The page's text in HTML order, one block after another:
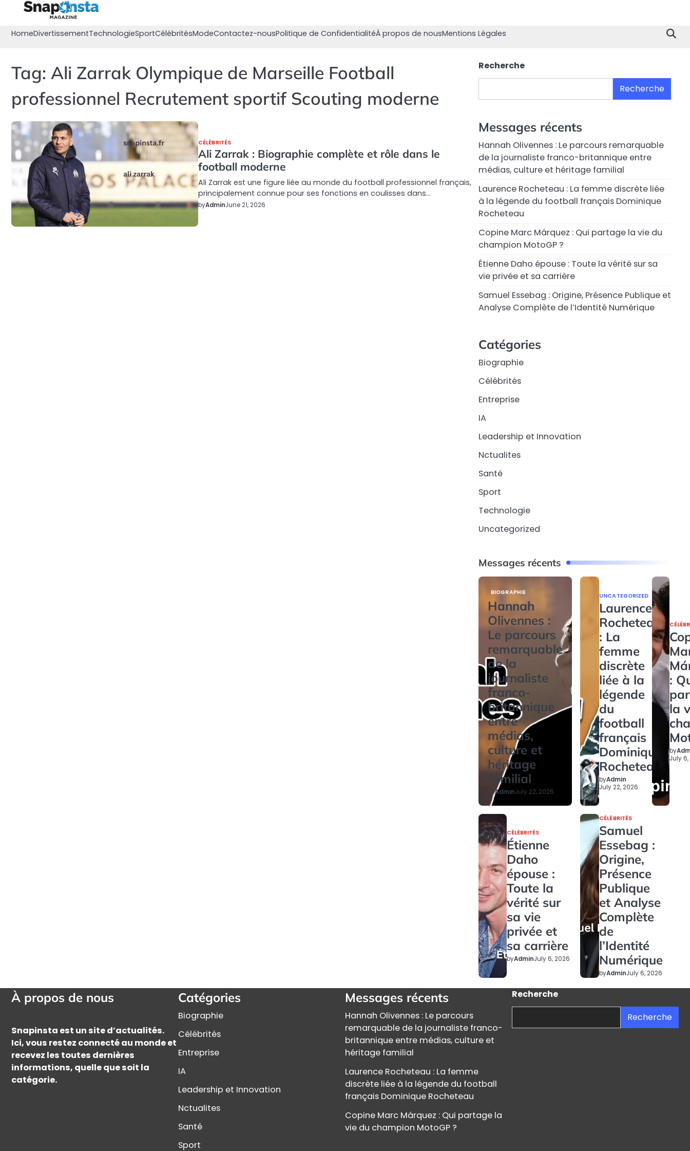
content
HomeDivertissementTechnologieSportCélébritésModeContactez-nousPolitique de ConfidentialitéÀ propos de nousMentions Légales
Tag: Ali Zarrak Olympique de Marseille Football
professionnel Recrutement sportif Scouting moderne
CÉLÉBRITÉS
Ali Zarrak : Biographie complète et rôle dans le
football moderne
Ali Zarrak est une figure liée au monde du football professionnel français,
principalement connue pour ses fonctions en coulisses dans…
byAdminJune 21, 2026
Recherche
Recherche
Messages récents
Hannah Olivennes : Le parcours remarquable
de la journaliste franco-britannique entre
médias, culture et héritage familial
Laurence Rocheteau : La femme discrète liée
à la légende du football français Dominique
Rocheteau
Copine Marc Márquez : Qui partage la vie du
champion MotoGP ?
Étienne Daho épouse : Toute la vérité sur sa
vie privée et sa carrière
Samuel Essebag : Origine, Présence Publique et
Analyse Complète de l’Identité Numérique
Catégories
Biographie
Célébrités
Entreprise
IA
Leadership et Innovation
Nctualites
Santé
Sport
Technologie
Uncategorized
Messages récents
BIOGRAPHIE
Hannah
Olivennes :
Le parcours
remarquable
de la
journaliste
franco-
britannique
entre
médias,
culture et
héritage
familial
byAdminJuly 22, 2026
UNCATEGORIZED
Laurence
Rocheteau
: La
femme
discrète
liée à la
légende
du
football
français
Dominique
Rocheteau
byAdmin
July 22, 2026
:
la
by
July
CÉLÉBRITÉS
Étienne
Daho
épouse :
Toute la
vérité sur
sa vie
privée et
sa carrière
byAdminJuly 6, 2026
CÉLÉBRITÉS
Samuel
Essebag :
Origine,
Présence
Publique
et Analyse
Complète
de
l’Identité
Numérique
byAdminJuly 6, 2026
À propos de nous
Snapinsta est un site d’actualités.
Ici, vous restez connecté au monde et
recevez les toutes dernières
informations, quelle que soit la
catégorie.
Catégories
Biographie
Célébrités
Entreprise
IA
Leadership et Innovation
Nctualites
Santé
Sport
Messages récents
Hannah Olivennes : Le parcours
remarquable de la journaliste franco-
britannique entre médias, culture et
héritage familial
Laurence Rocheteau : La femme
discrète liée à la légende du football
français Dominique Rocheteau
Copine Marc Márquez : Qui partage la
vie du champion MotoGP ?
Recherche
Recherche